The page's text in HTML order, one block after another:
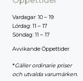
Vardagar: 10 – 19
Lördag: 11 – 17
Söndag: 11 – 17
Avvikande Öppettider
*Gäller ordinarie priser
och utvalda varumärken.